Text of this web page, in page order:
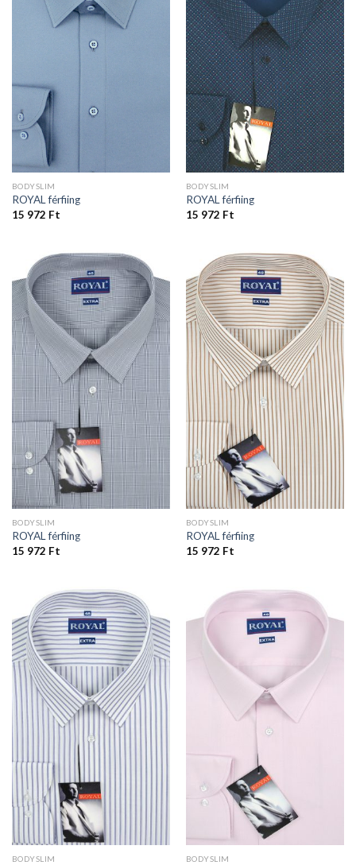
BODYSLIM
ROYAL férfiing
15 972 Ft
BODYSLIM
ROYAL férfiing
15 972 Ft
BODYSLIM
ROYAL férfiing
15 972 Ft
BODYSLIM
ROYAL férfiing
15 972 Ft
BODYSLIM BODYSLIM